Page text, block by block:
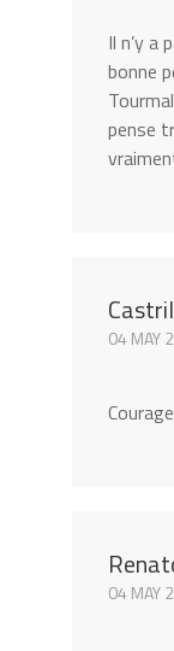
Il n’y a
bonne
pense
04 MAY
04 MAY